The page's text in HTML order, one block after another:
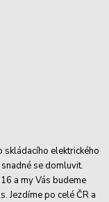
skládacího elektrického
se domluvit.
a my Vás budeme
Jezdíme po celé ČR a